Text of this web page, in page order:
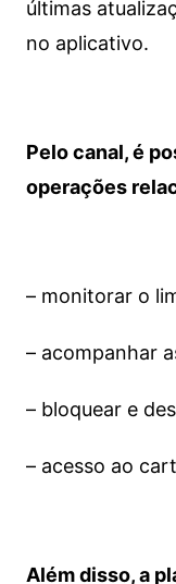
últimas
no aplicativo.
Pelo canal, é
operações
– monitorar o
– acompanhar
– bloquear e
– acesso ao
Além disso, a